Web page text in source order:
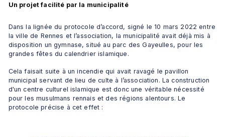
Un projet facilité par la municipalité
Dans la lignée du protocole d’accord, signé le 10 mars 2022 entre
la ville de Rennes et l’association, la municipalité avait déjà mis à
disposition un gymnase, situé au parc des Gayeulles, pour les
grandes fêtes du calendrier islamique.
Cela faisait suite à un incendie qui avait ravagé le pavillon
municipal servant de lieu de culte à l’association. La construction
d'un centre culturel islamique est donc une véritable nécessité
pour les musulmans rennais et des régions alentours. Le
protocole précise à cet effet :